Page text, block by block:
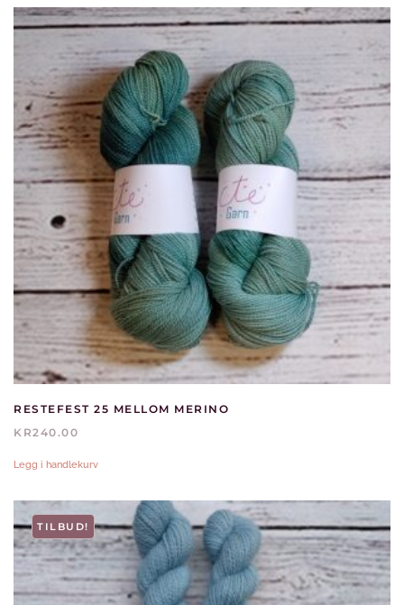
RESTEFEST 25 MELLOM MERINO
KR240.00
Legg i handlekurv
TILBUD!